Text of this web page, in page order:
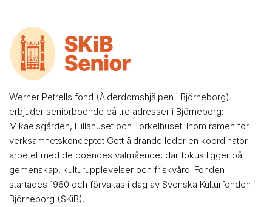
Werner Petrells fond (Ålderdomshjälpen i Björneborg)
erbjuder seniorboende på tre adresser i Björneborg:
Mikaelsgården, Hillahuset och Torkelhuset. Inom ramen för
verksamhetskonceptet Gott åldrande leder en koordinator
arbetet med de boendes välmående, där fokus ligger på
gemenskap, kulturupplevelser och friskvård. Fonden
startades 1960 och förvaltas i dag av Svenska Kulturfonden i
Björneborg (SKiB).